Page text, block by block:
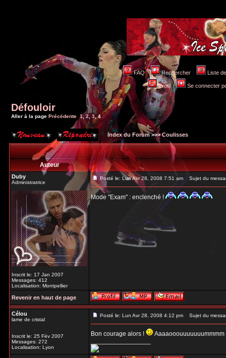
FAQ Rechercher Liste
Profil Se connecter
Défouloir
Aller à la page Précédente 1,2 3,4
Index du Forum>>>Coulisses
Auteur
Duby
Administratrice
Inscrit le: 17 Jan 2007
Messages: 412
Localisation: Montpellier
Posté le: Lun Avr 28, 2008 7:51 am Sujet du
Mode "Exam" : enclenché !
Revenir en haut de page
Célou
lame de cristal
Inscrit le: 25 Fév 2007
Messages: 272
Localisation: Lyon
Posté le: Lun Avr 28, 2008 4:12 pm Sujet du
Bon courage alors !
Aaaaooouuuuuuummmm
_________________